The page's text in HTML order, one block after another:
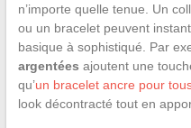
n’importe quelle tenue. Un
ou un bracelet peuvent
basique à sophistiqué. Par
argentées ajoutent une
qu’un bracelet ancre pour
look décontracté tout en